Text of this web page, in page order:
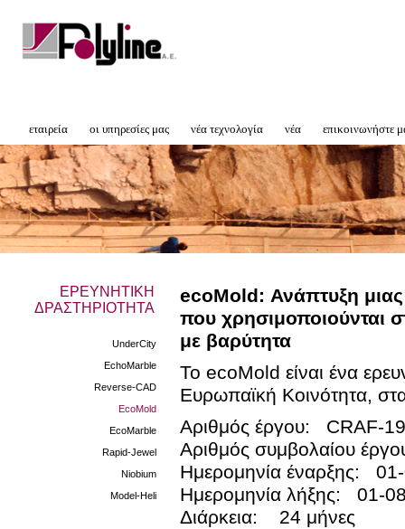
εταιρεία οι υπηρεσίες μας νέα τεχνολογία νέα επικοινωνήστε
ΕΡΕΥΝΗΤΙΚΗ
ΔΡΑΣΤΗΡΙΟΤΗΤΑ
UnderCity
EchoMarble
Reverse-CAD
EcoMold
EcoMarble
Rapid-Jewel
Niobium
Model-Heli
ecoMold: Ανάπτυξη
που χρησιμοποιούνται
με βαρύτητα
Το ecoMold είναι ένα
Ευρωπαϊκή Κοινότητα,
Αριθμός έργου: CRAF-
Αριθμός συμβολαίου
Ημερομηνία έναρξης:
Ημερομηνία λήξης: 01-
Διάρκεια: 24 μήνες